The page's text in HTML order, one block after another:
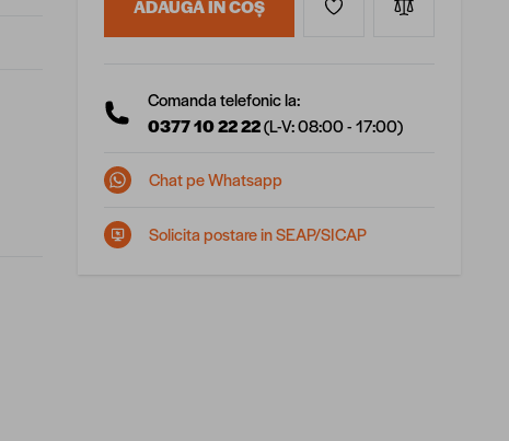
ADAUGĂ ÎN COȘ
Comanda telefonic la:
0377 10 22 22(L-V: 08:00 - 17:00)
Chat pe Whatsapp
Solicita postare in SEAP/SICAP